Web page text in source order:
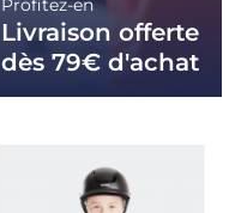
Profitez-en
Livraison offerte
dès 79€ d'achat